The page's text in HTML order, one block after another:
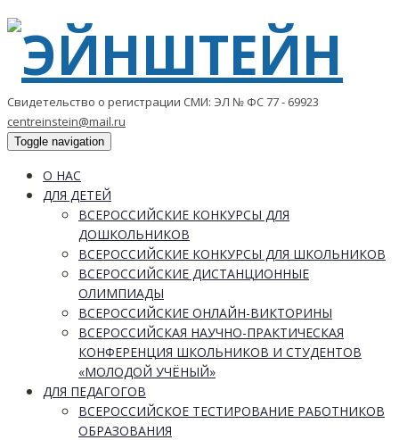
Свидетельство о регистрации СМИ: ЭЛ № ФС 77 - 69923
centreinstein@mail.ru
Toggle navigation
О НАС
ДЛЯ ДЕТЕЙ
ВСЕРОССИЙСКИЕ КОНКУРСЫ ДЛЯ
ДОШКОЛЬНИКОВ
ВСЕРОССИЙСКИЕ КОНКУРСЫ ДЛЯ ШКОЛЬНИКОВ
ВСЕРОССИЙСКИЕ ДИСТАНЦИОННЫЕ
ОЛИМПИАДЫ
ВСЕРОССИЙСКИЕ ОНЛАЙН-ВИКТОРИНЫ
ВСЕРОССИЙСКАЯ НАУЧНО-ПРАКТИЧЕСКАЯ
КОНФЕРЕНЦИЯ ШКОЛЬНИКОВ И СТУДЕНТОВ
«МОЛОДОЙ УЧЁНЫЙ»
ДЛЯ ПЕДАГОГОВ
ВСЕРОССИЙСКОЕ ТЕСТИРОВАНИЕ РАБОТНИКОВ
ОБРАЗОВАНИЯ